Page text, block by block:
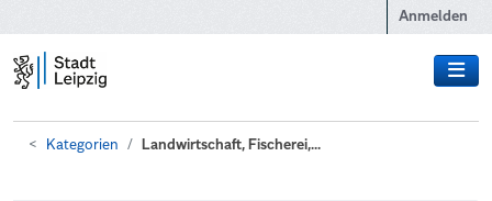
Anmelden
Kategorien Landwirtschaft, Fischerei,...